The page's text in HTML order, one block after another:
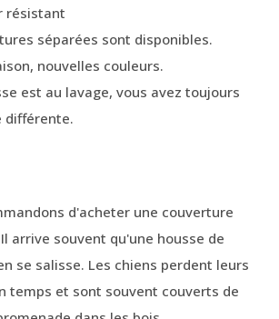
résistant
séparées sont disponibles.
nouvelles couleurs.
est au lavage, vous avez toujours
différente.
d'acheter une couverture
arrive souvent qu'une housse de
se salisse. Les chiens perdent leurs
temps et sont souvent couverts de